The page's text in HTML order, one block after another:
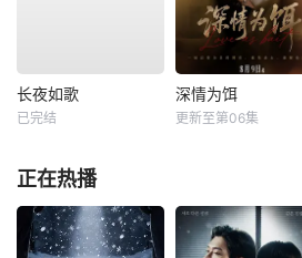
长夜如歌
已完结
深情为饵
更新至第06集
正在热播